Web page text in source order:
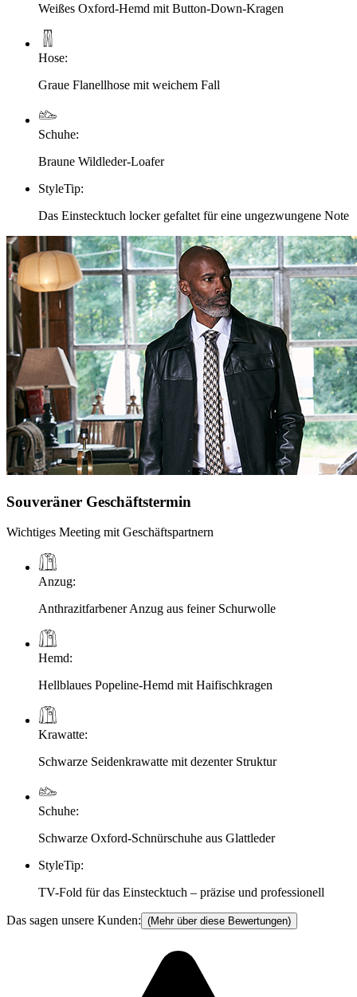
Weißes Oxford-Hemd mit Button-Down-Kragen
Hose:
Graue Flanellhose mit weichem Fall
Schuhe:
Braune Wildleder-Loafer
StyleTip:
Das Einstecktuch locker gefaltet für eine ungezwungene Note
Souveräner Geschäftstermin
Wichtiges Meeting mit Geschäftspartnern
Anzug:
Anthrazitfarbener Anzug aus feiner Schurwolle
Hemd:
Hellblaues Popeline-Hemd mit Haifischkragen
Krawatte:
Schwarze Seidenkrawatte mit dezenter Struktur
Schuhe:
Schwarze Oxford-Schnürschuhe aus Glattleder
StyleTip:
TV-Fold für das Einstecktuch – präzise und professionell
Das sagen unsere Kunden: (Mehr über diese Bewertungen)